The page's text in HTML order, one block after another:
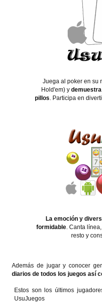
Juega al poker en su
Hold'em) y
pillos. Participa en
La emoción y
formidable. Canta
resto y
Además de jugar y conocer
diarios de todos los juegos así
Estos son los últimos
UsuJuegos